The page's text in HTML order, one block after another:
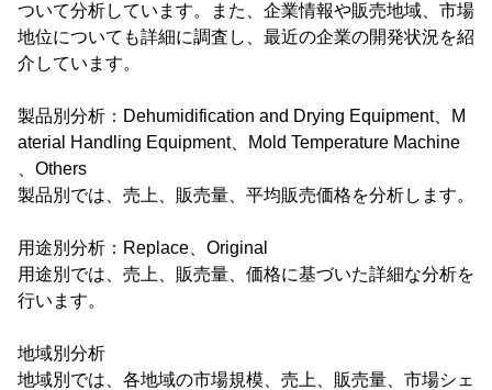
ついて分析しています。また、企業情報や販売地域、市場
地位についても詳細に調査し、最近の企業の開発状況を紹
介しています。
製品別分析：Dehumidification and Drying Equipment、M
aterial Handling Equipment、Mold Temperature Machine
、Others
製品別では、売上、販売量、平均販売価格を分析します。
用途別分析：Replace、Original
用途別では、売上、販売量、価格に基づいた詳細な分析を
行います。
地域別分析
地域別では、各地域の市場規模、売上、販売量、市場シェ